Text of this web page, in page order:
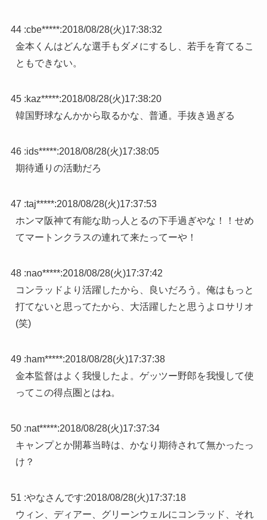
44 :cbe*****:2018/08/28(火)17:38:32
金本くんはどんな選手もダメにするし、若手を育てるこ
ともできない。
45 :kaz*****:2018/08/28(火)17:38:20
韓国野球なんかから取るかな、普通。手抜き過ぎる
46 :ids*****:2018/08/28(火)17:38:05
期待通りの活動だろ
47 :taj*****:2018/08/28(火)17:37:53
ホンマ阪神て有能な助っ人とるの下手過ぎやな！！せめ
てマートンクラスの連れて来たってーや！
48 :nao*****:2018/08/28(火)17:37:42
コンラッドより活躍したから、良いだろう。俺はもっと
打てないと思ってたから、大活躍したと思うよロサリオ
(笑)
49 :ham*****:2018/08/28(火)17:37:38
金本監督はよく我慢したよ。ゲッツー野郎を我慢して使
ってこの得点圏とはね。
50 :nat*****:2018/08/28(火)17:37:34
キャンプとか開幕当時は、かなり期待されて無かったっ
け？
51 :やなさんです:2018/08/28(火)17:37:18
ウィン、ディアー、グリーンウェルにコンラッド、それ